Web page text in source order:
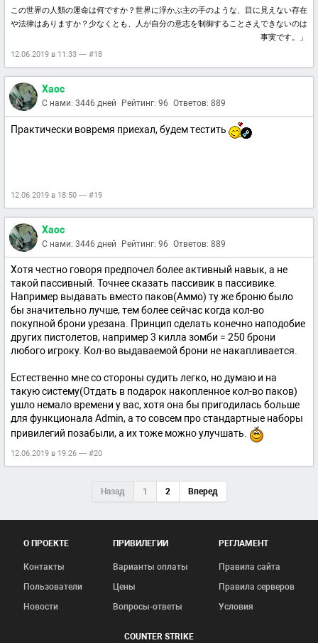
この世界の人類の運命は何ですか？世界に浮かぶ主の手のような、目に見えない存在
や法律はありますか？少なくとも、人が自分の意志を制御することさえできないのは
事実です。」
12.06.2019 в 11:33 — #18
Xaoc
С нами: 3446 дней Рейтинг: 96 Ответов: 889
Практически вовремя приехал, будем тестить
12.06.2019 в 18:50 — #19
Xaoc
С нами: 3446 дней Рейтинг: 96 Ответов: 889
Хотя честно говоря предпочел более активный навык, а не
такой пассивный. Точнее сказать пассивик в пассивике.
Например выдавать вместо паков(Аммо) ту же броню было
бы значительно лучше, тем более сейчас когда кол-во
покупной брони урезана. Принцип сделать конечно наподобие
других пистолетов, например 3 килла зомби = 250 брони
любого игроку. Кол-во выдаваемой брони не накапливается.
Естественно мне со стороны судить легко, но думаю и на
такую систему(Отдать в подарок накопленное кол-во паков)
ушло немало времени у вас, хотя она бы пригодилась больше
для функционала Admin, а то совсем про стандартные наборы
привилегий позабыли, а их тоже можно улучшать.
12.06.2019 в 19:26 — #20
Назад 1 2 Вперед
О ПРОЕКТЕ
Контакты
Пользователи
Новости
ПРИВИЛЕГИИ
Варианты оплаты
Цены
Вопросы-ответы
РЕГЛАМЕНТ
Правила сайта
Правила серверов
Условия
COUNTER STRIKE